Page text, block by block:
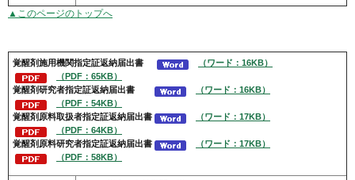
▲このページのトップへ
覚醒剤施用機関指定証返納届出書
（ワード：16KB）
（PDF：65KB）
覚醒剤研究者指定証返納届出書
（ワード：16KB）
（PDF：54KB）
覚醒剤 原料取扱者指定証返納届出書
（ワード：17KB）
（PDF：64KB）
覚醒剤 原料研究者指定証返納届出書
（ワード：17KB）
（PDF：58KB）